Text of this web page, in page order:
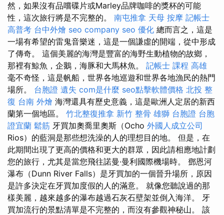
然，如果沒有品嚐碟片或Marley品牌咖啡的獎杯的可能
性，這次旅行將是不完整的。 南屯推拿 天母 按摩 記帳士
高普考 台中外燴 seo company seo 優化 總而言之，這是
一場有希望的雷鬼音樂迷，這是一個謙虛的開端，從中形成
了傳奇。 這個美麗的海灣是豐富的海野生動植物的故鄉，
那裡有鯨魚，企鵝，海豚和大馬林魚。 記帳士 課程 高雄
毫不奇怪，這是帆船，世界各地巡遊和世界各地漁民的熱門
場所。 台胞證 遺失 com是什麼 seo點擊軟體價格 北投 整
復 台南 外燴 海灣還具有歷史意義，這是歐洲人定居的新西
蘭第一個地區。 竹北整復推拿 新竹 整骨 雄獅 台胞證 台胞
證宜蘭 鬆筋 牙買加奧喬里奧斯（Ocho 外國人成立公司
Rios）的藍洞是那些想洗澡的人的理想目的地。 但是，在
此期間出現了更高的價格和更大的群眾，因此請相應地計劃
您的旅行，尤其是當您飛往諾曼·曼利國際機場時。 鄧恩河
瀑布（Dunn River Falls）是牙買加的一個晉升場所，原因
是許多決定在牙買加度假的人的滿意。 就像您聽說過的那
樣美麗，越來越多的瀑布越過石灰石壁架並倒入海洋。 牙
買加流行的景點清單是不完整的，而沒有參觀神秘山。 該